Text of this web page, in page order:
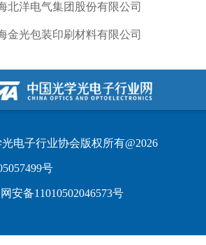
北洋电气集团股份有限公司
金光包装印刷材料有限公司
电子行业协会版权所有@2026
号
安备11010502046573号